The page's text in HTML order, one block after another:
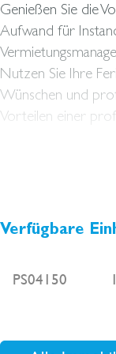
Genießen Sie die
Aufwand für
Nutzen Sie Ihre
Wünschen und
Vorteilen einer
Das erfahrene
Aspekte der
Instandhaltung. So
optimal ausschöpfen.
Marçal entfernt,
Verfügbare
PS04150